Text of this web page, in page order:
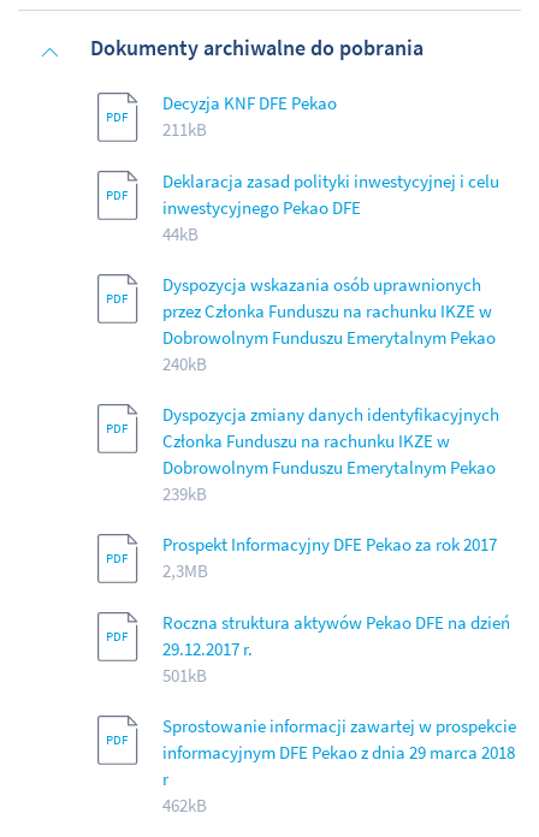
Dokumenty archiwalne do pobrania
Decyzja KNF DFE Pekao
211kB
Deklaracja zasad polityki inwestycyjnej i celu
inwestycyjnego Pekao DFE
44kB
Dyspozycja wskazania osób uprawnionych
przez Członka Funduszu na rachunku IKZE w
Dobrowolnym Funduszu Emerytalnym Pekao
240kB
Dyspozycja zmiany danych identyfikacyjnych
Członka Funduszu na rachunku IKZE w
Dobrowolnym Funduszu Emerytalnym Pekao
239kB
Prospekt Informacyjny DFE Pekao za rok 2017
2,3MB
Roczna struktura aktywów Pekao DFE na dzień
29.12.2017 r.
501kB
Sprostowanie informacji zawartej w prospekcie
informacyjnym DFE Pekao z dnia 29 marca 2018
r
462kB